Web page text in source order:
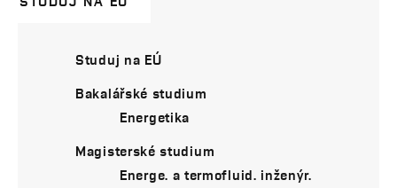
Studuj na EÚ
Bakalářské studium
Energetika
Magisterské studium
Energe. a termofluid. inženýr.